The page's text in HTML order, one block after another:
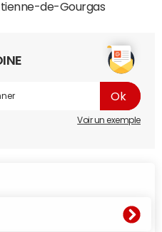
de-Gourgas
Voir un exemple